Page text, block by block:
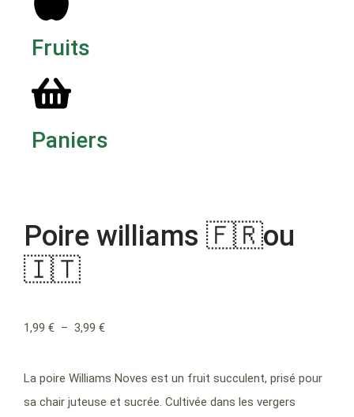
Fruits
Paniers
Poire williams 🇫🇷ou
🇮🇹
1,99 € – 3,99 €
La poire Williams Noves est un fruit succulent, prisé pour
sa chair juteuse et sucrée. Cultivée dans les vergers